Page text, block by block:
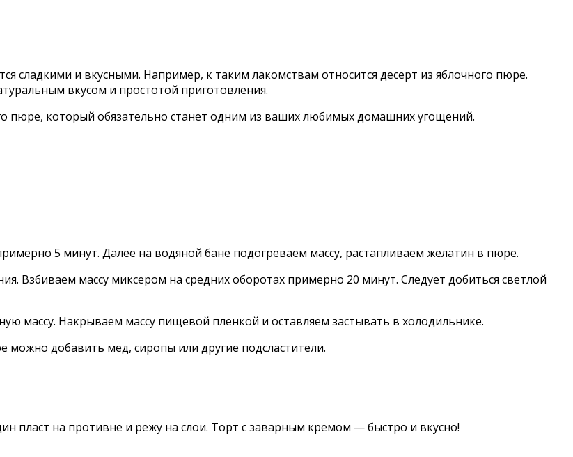
сладкими и вкусными. Например, к таким лакомствам относится десерт из яблочного пюре.
вкусом и простотой приготовления.
пюре, который обязательно станет одним из ваших любимых домашних угощений.
5 минут. Далее на водяной бане подогреваем массу, растапливаем желатин в пюре.
Взбиваем массу миксером на средних оборотах примерно 20 минут. Следует добиться светлой
массу. Накрываем массу пищевой пленкой и оставляем застывать в холодильнике.
добавить мед, сиропы или другие подсластители.
пласт на противне и режу на слои. Торт с заварным кремом — быстро и вкусно!